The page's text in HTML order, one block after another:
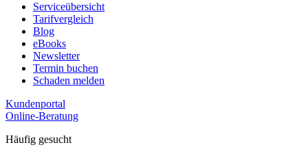
Serviceübersicht
Tarifvergleich
Blog
eBooks
Newsletter
Termin buchen
Schaden melden
Kundenportal
Online-Beratung
Häufig gesucht